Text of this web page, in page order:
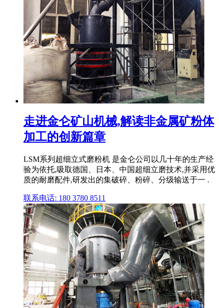
走进金仑矿山机械,解读非金属矿粉体
加工的创新篇章
LSM系列超细立式磨粉机 是金仑公司以几十年的生产经
验为依托,吸取德国、日本、中国超细立磨技术,并采用优
质的耐磨配件,研发出的集破碎、粉碎、分级输送于一 .
联系电话: 180 3780 8511